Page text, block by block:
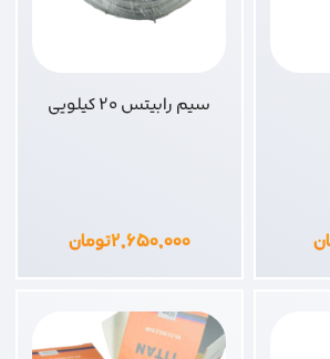
سیم رابیتس 20 کیلویی
۲,۶۵۰,۰۰۰تومان